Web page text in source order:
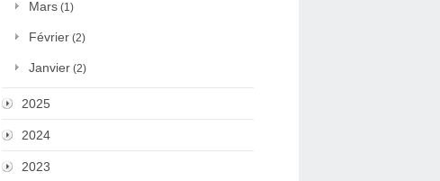
Mars (1)
Février (2)
Janvier (2)
2025
2024
2023